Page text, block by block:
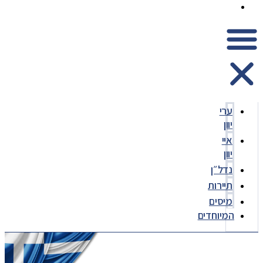
ערי
יוון
איי
יוון
נדל״ן
תיירות
מיסים
המיוחדים